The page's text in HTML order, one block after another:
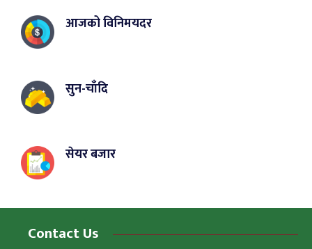
आजको विनिमयदर
सुन-चाँदि
सेयर बजार
Contact Us